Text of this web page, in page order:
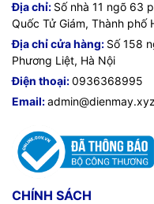
Địa chỉ: Số nhà 11 ngõ 63
Quốc Tử Giám, Thành phố
Địa chỉ cửa hàng: Số 158
Phương Liệt, Hà Nội
Điện thoại:0936368995
Email:admin@dienmay.xyz
CHÍNH SÁCH